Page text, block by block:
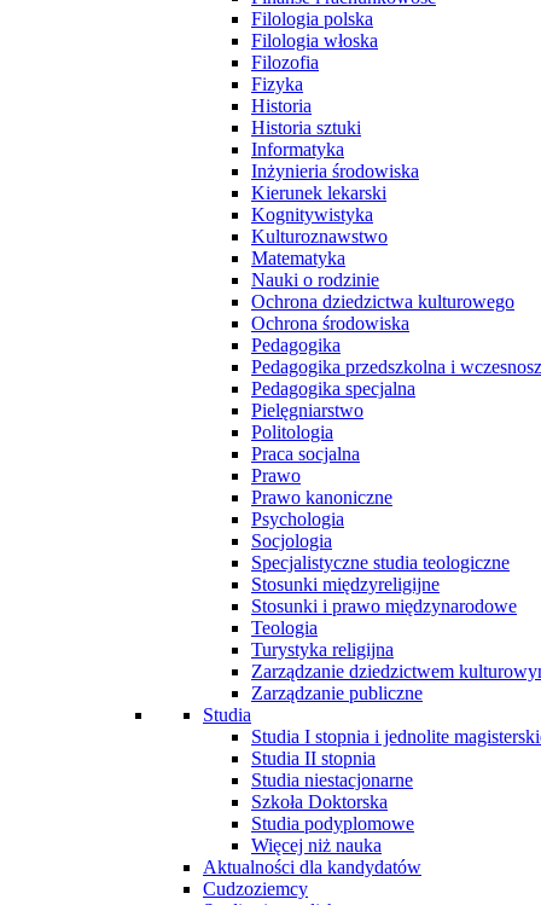
Filologia polska
Filologia włoska
Filozofia
Fizyka
Historia
Historia sztuki
Informatyka
Inżynieria środowiska
Kierunek lekarski
Kognitywistyka
Kulturoznawstwo
Matematyka
Nauki o rodzinie
Ochrona dziedzictwa kulturowego
Ochrona środowiska
Pedagogika
Pedagogika przedszkolna i
Pedagogika specjalna
Pielęgniarstwo
Politologia
Praca socjalna
Prawo
Prawo kanoniczne
Psychologia
Socjologia
Specjalistyczne studia teologiczne
Stosunki międzyreligijne
Stosunki i prawo międzynarodowe
Teologia
Turystyka religijna
Zarządzanie dziedzictwem
Zarządzanie publiczne
Studia
Studia I stopnia i jednolite
Studia II stopnia
Studia niestacjonarne
Szkoła Doktorska
Studia podyplomowe
Więcej niż nauka
Aktualności dla kandydatów
Cudzoziemcy